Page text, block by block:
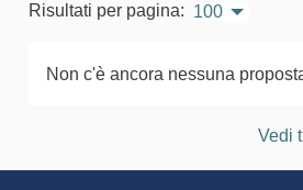
Risultati per pagina: 100
Non c'è ancora nessuna
Vedi